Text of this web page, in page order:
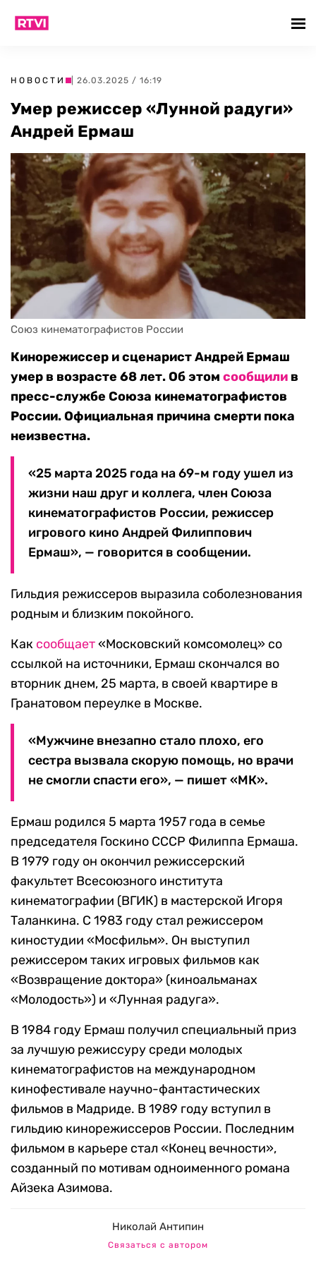
НОВОСТИ | 26.03.2025 / 16:19
Умер режиссер «Лунной радуги»
Андрей Ермаш
Союз кинематографистов России
Кинорежиссер и сценарист Андрей Ермаш
умер в возрасте 68 лет. Об этом сообщили в
пресс-службе Союза кинематографистов
России. Официальная причина смерти пока
неизвестна.
«25 марта 2025 года на 69-м году ушел из
жизни наш друг и коллега, член Союза
кинематографистов России, режиссер
игрового кино Андрей Филиппович
Ермаш», — говорится в сообщении.
Гильдия режиссеров выразила соболезнования
родным и близким покойного.
Как сообщает«Московский комсомолец» со
ссылкой на источники, Ермаш скончался во
вторник днем, 25 марта, в своей квартире в
Гранатовом переулке в Москве.
«Мужчине внезапно стало плохо, его
сестра вызвала скорую помощь, но врачи
не смогли спасти его», — пишет «МК».
Ермаш родился 5 марта 1957 года в семье
председателя Госкино СССР Филиппа Ермаша.
В 1979 году он окончил режиссерский
факультет Всесоюзного института
кинематографии (ВГИК) в мастерской Игоря
Таланкина. С 1983 году стал режиссером
киностудии «Мосфильм». Он выступил
режиссером таких игровых фильмов как
«Возвращение доктора» (киноальманах
«Молодость») и «Лунная радуга».
В 1984 году Ермаш получил специальный приз
за лучшую режиссуру среди молодых
кинематографистов на международном
кинофестивале научно-фантастических
фильмов в Мадриде. В 1989 году вступил в
гильдию кинорежиссеров России. Последним
фильмом в карьере стал «Конец вечности»,
созданный по мотивам одноименного романа
Айзека Азимова.
Николай Антипин
Связаться с автором